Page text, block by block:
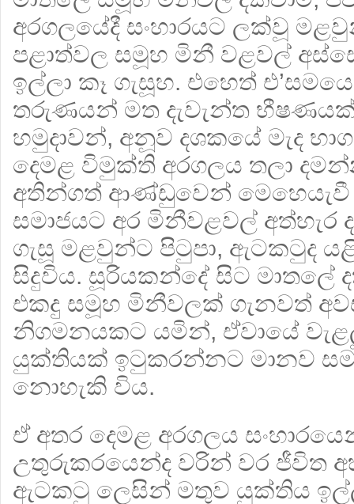
අරගලයේදී සංහාරයට ලක්වූ
පළාත්වල සමූහ මිනී වළවල්
ඉල්ලා කෑ ගැසූහ. එහෙත්
තරුණයන් මත දැවැන්ත
හමුදාවන්, අනූව දශකයේ මැද
දෙමළ විමුක්ති අරගලය තලා
අතින්ගත් ආණ්ඩුවෙන් මෙහෙයැවී
සමාජයට අර මිනීවළවල් අත්හැර
ගැසූ මළවුන්ට පිටුපා, ඇටකටුද
සිදුවිය. සූරියකන්දේ සිට මාතලේ
එකදු සමූහ මිනීවලක් ගැනවත්
නිගමනයකට යමින්, ඒවායේ
යුක්තියක් ඉටුකරන්නට මානව
නොහැකි විය.
ඒ අතර දෙමළ අරගලය
උතුරුකරයෙන්ද වරින් වර ජීවිත
ඇටකටු ලෙසින් මතුව යුක්තිය